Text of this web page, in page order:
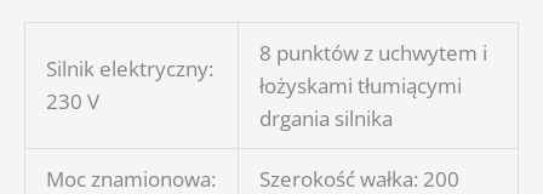
Silnik elektryczny:
230 V
8 punktów z uchwytem i
łożyskami tłumiącymi
drgania silnika
Moc znamionowa:
Szerokośćwałka: 200